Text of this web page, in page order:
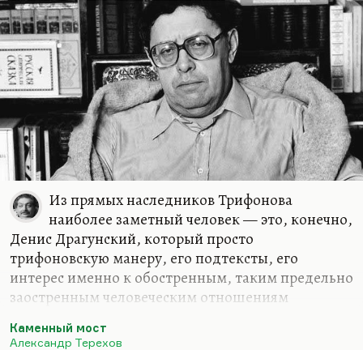
Из прямых наследников Трифонова
наиболее заметный человек — это, конечно,
Денис Драгунский, который просто
трифоновскую манеру, его подтексты, его
интерес именно к обостренным, таким предельно
заостренным человеческим отношениям
У Петрушевской есть определенные черты.
Каменный мост
Александр Терехов